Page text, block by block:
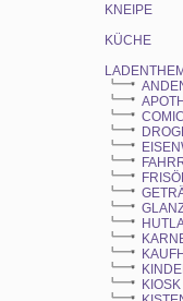
KNEIPE
KÜCHE
KIOSK